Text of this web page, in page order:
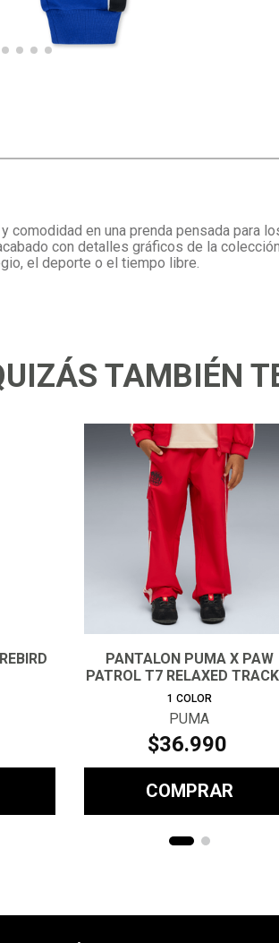
en una prenda pensada para
con detalles gráficos de la
el deporte o el tiempo libre.
TAMBIÉN
PANTALON PUMA X PAW
PATROL T7 RELAXED
1 COLOR
PUMA
$36.990
COMPRAR